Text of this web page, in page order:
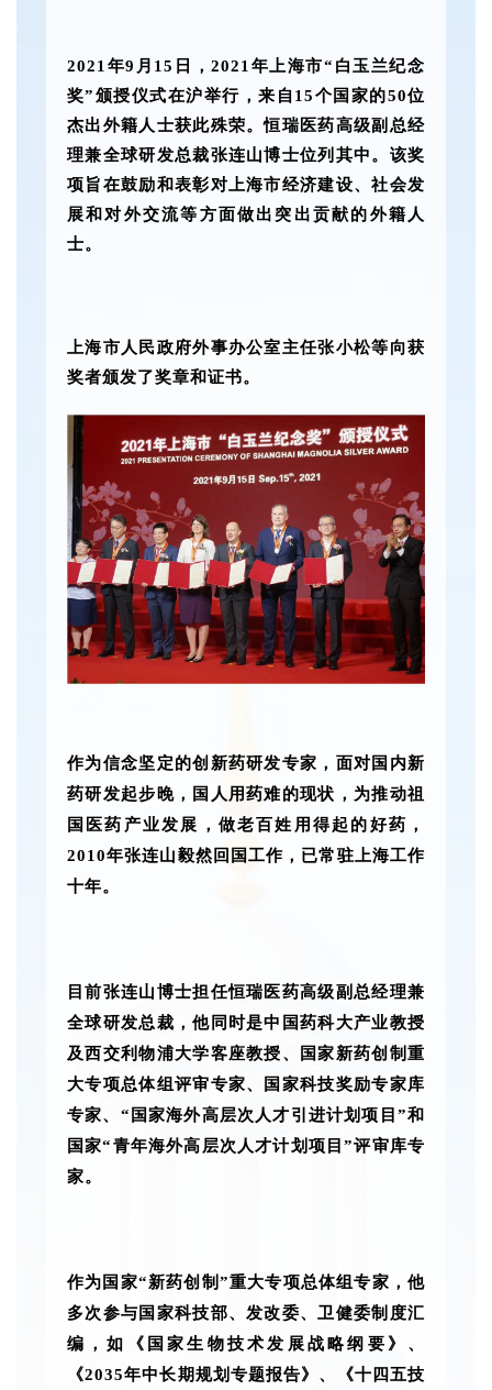
2021年9月15日，2021年上海市“白玉兰纪念
奖”颁授仪式在沪举行，来自15个国家的50位
杰出外籍人士获此殊荣。恒瑞医药高级副总经
理兼全球研发总裁张连山博士位列其中。该奖
项旨在鼓励和表彰对上海市经济建设、社会发
展和对外交流等方面做出突出贡献的外籍人
士。
上海市人民政府外事办公室主任张小松等向获
奖者颁发了奖章和证书。
作为信念坚定的创新药研发专家，面对国内新
药研发起步晚，国人用药难的现状，为推动祖
国医药产业发展，做老百姓用得起的好药，
2010年张连山毅然回国工作，已常驻上海工作
十年。
目前张连山博士担任恒瑞医药高级副总经理兼
全球研发总裁，他同时是中国药科大产业教授
及西交利物浦大学客座教授、国家新药创制重
大专项总体组评审专家、国家科技奖励专家库
专家、“国家海外高层次人才引进计划项目”和
国家“青年海外高层次人才计划项目”评审库专
家。
作为国家“新药创制”重大专项总体组专家，他
多次参与国家科技部、发改委、卫健委制度汇
编，如《国家生物技术发展战略纲要》、
《2035年中长期规划专题报告》、《十四五技